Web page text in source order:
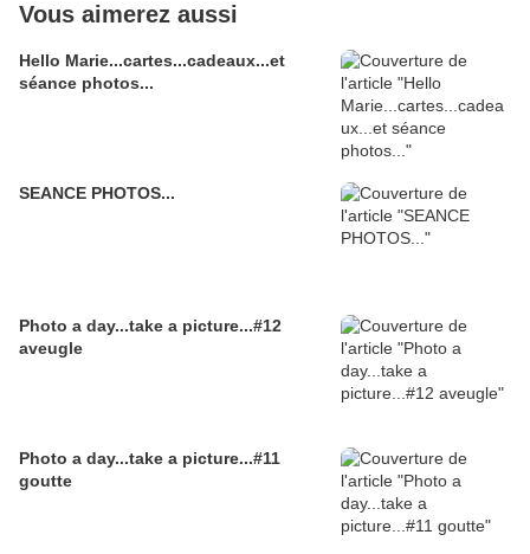
Vous aimerez aussi
Hello Marie...cartes...cadeaux...et
séance photos...
SEANCE PHOTOS...
Photo a day...take a picture...#12
aveugle
Photo a day...take a picture...#11
goutte